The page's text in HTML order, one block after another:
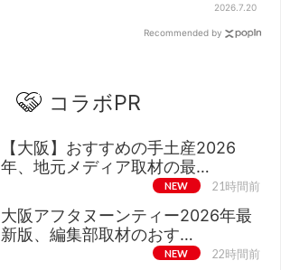
2026.7.20
Recommended by
コラボPR
【大阪】おすすめの手土産2026
年、地元メディア取材の最…
NEW 21時間前
大阪アフタヌーンティー2026年最
新版、編集部取材のおす…
NEW 22時間前